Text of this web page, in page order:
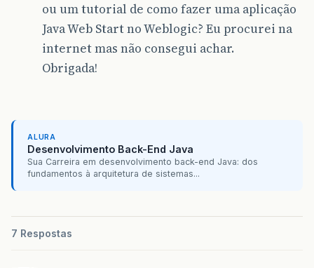
ou um tutorial de como fazer uma aplicação
Java Web Start no Weblogic? Eu procurei na
internet mas não consegui achar.
Obrigada!
ALURA
Desenvolvimento Back-End Java
Sua Carreira em desenvolvimento back-end Java: dos
fundamentos à arquitetura de sistemas...
7 Respostas